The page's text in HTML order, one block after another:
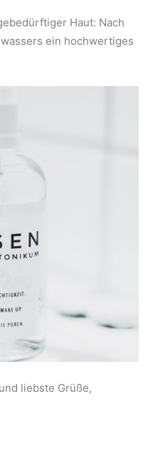
Haut: Nach
ein hochwertiges
liebste Grüße,